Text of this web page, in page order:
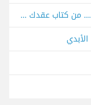
الفتاة ذات الجوارب وعقدة النقص ..... من كتاب عقدك النفسية سجنك الأبدي